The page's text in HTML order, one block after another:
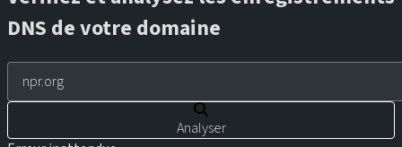
DNS de votre domaine
Analyser